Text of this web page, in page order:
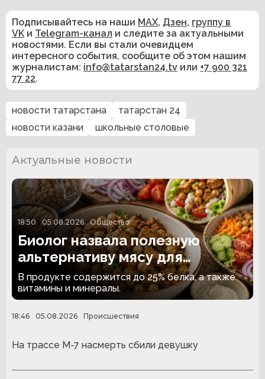
Подписывайтесь на наши MAX, Дзен, группу в
VK и Telegram-канал и следите за актуальными
новостями. Если вы стали очевидцем
интересного события, сообщите об этом нашим
журналистам: info@tatarstan24.tv или +7 900 321
77 22.
новости татарстана
татарстан 24
новости казани
школьные столовые
Актуальные новости
18:50 05.08.2026 Общество
Биолог назвала полезную
альтернативу мясу для
вегетарианцев
В продукте содержится до 25% белка, а также
витамины и минералы.
18:46 05.08.2026 Происшествия
На трассе М-7 насмерть сбили девушку